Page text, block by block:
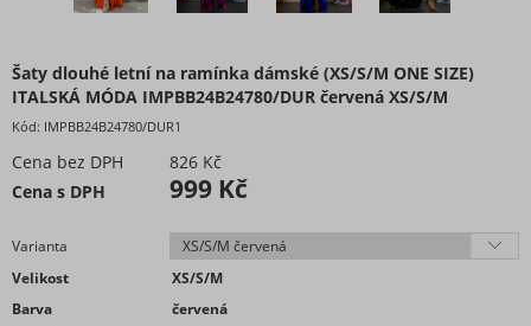
Šaty dlouhé letní na ramínka dámské (XS/S/M ONE SIZE)
ITALSKÁ MÓDA IMPBB24B24780/DUR červená XS/S/M
Kód: IMPBB24B24780/DUR1
Cena bez DPH
826 Kč
Cena s DPH
999 Kč
Varianta
Velikost
XS/S/M
Barva
červená